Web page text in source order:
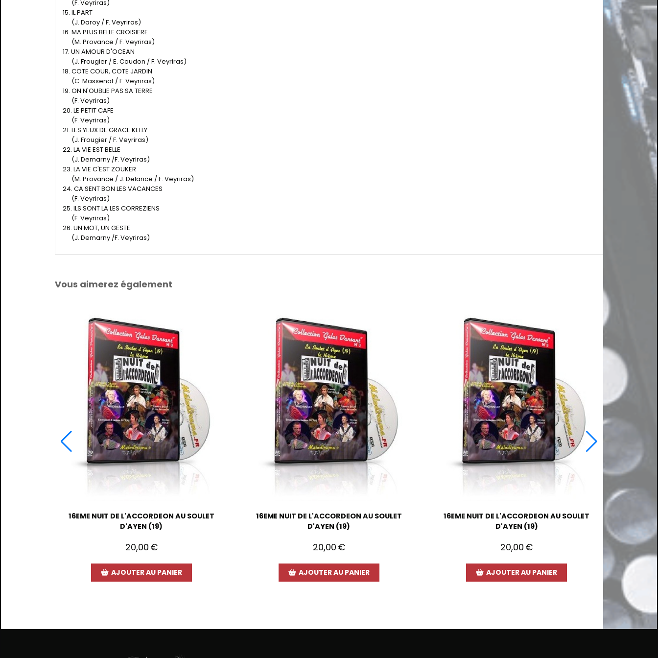
(F. Veyriras)
15. IL PART
(J. Daroy / F. Veyriras)
16. MA PLUS BELLE CROISIERE
(M. Provance / F. Veyriras)
17. UN AMOUR D'OCEAN
(J. Frougier / E. Coudon / F. Veyriras)
18. COTE COUR, COTE JARDIN
(C. Massenot / F. Veyriras)
19. ON N'OUBLIE PAS SA TERRE
(F. Veyriras)
20. LE PETIT CAFE
(F. Veyriras)
21. LES YEUX DE GRACE KELLY
(J. Frougier / F. Veyriras)
22. LA VIE EST BELLE
(J. Demarny /F. Veyriras)
23. LA VIE C'EST ZOUKER
(M. Provance / J. Delance / F. Veyriras)
24. CA SENT BON LES VACANCES
(F. Veyriras)
25. ILS SONT LA LES CORREZIENS
(F. Veyriras)
26. UN MOT, UN GESTE
(J. Demarny /F. Veyriras)
Vous aimerez également
16EME NUIT DE L'ACCORDEON AU SOULET
D'AYEN (19)
20,00 €
AJOUTER AU PANIER
16EME NUIT DE L'ACCORDEON AU SOULET
D'AYEN (19)
20,00 €
AJOUTER AU PANIER
16EME NUIT DE L'ACCORDEON AU SOULET
D'AYEN (19)
20,00 €
AJOUTER AU PANIER